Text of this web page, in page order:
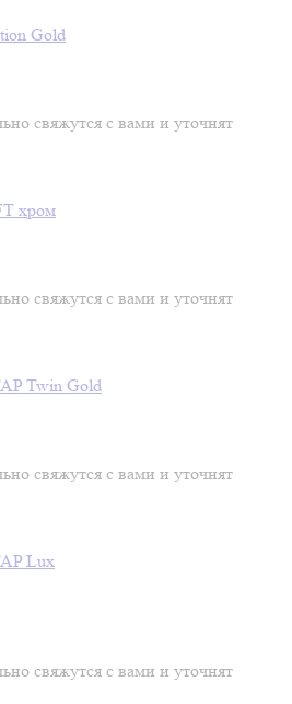
Gold
свяжутся с вами и уточнят
хром
свяжутся с вами и уточнят
Twin Gold
свяжутся с вами и уточнят
Lux
свяжутся с вами и уточнят